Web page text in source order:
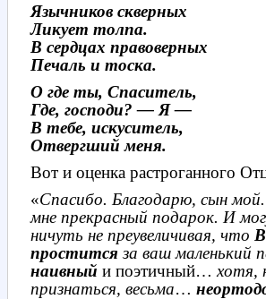
Язычников скверных
Ликует толпа.
В сердцах правоверных
Печаль и тоска.
О где ты, Спаситель,
Где, господи? — Я —
В тебе, искуситель,
Отвергший меня.
Вот и оценка растроганного
«Спасибо. Благодарю, сын
мне прекрасный подарок. И
ничуть не преувеличивая, что
простится за ваш маленький
наивный и поэтичный… хотя,
признаться, весьма…